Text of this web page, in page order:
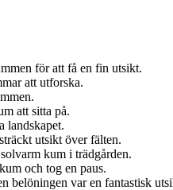
för att få en fin utsikt.
att utforska.
att sitta på.
landskapet.
utsikt över fälten.
kum i trädgården.
och tog en paus.
belöningen var en fantastisk